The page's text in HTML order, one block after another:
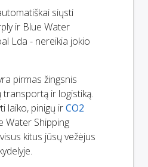
siųsti
ir Blue Water
Lda - nereikia jokio
pirmas žingsnis
ir logistiką.
laiko, pinigų irCO2
Water Shipping
kitus jūsų vežėjus